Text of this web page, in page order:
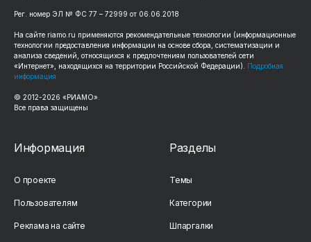
Рег. номер ЭЛ № ФС 77 – 72999 от 06.06.2018
На сайте riamo.ru применяются рекомендательные технологии (информационные
технологии предоставления информации на основе сбора, систематизации и
анализа сведений, относящихся к предпочтениям пользователей сети
«Интернет», находящихся на территории Российской Федерации). Подробная
информация
© 2012-2026 «РИАМО».
Все права защищены
Информация
О проекте
Пользователям
Реклама на сайте
Разделы
Темы
Категории
Шпаргалки